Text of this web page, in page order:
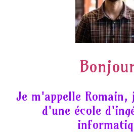
Je m'appelle Romain,
d'une école